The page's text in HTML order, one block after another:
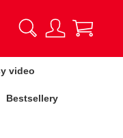
video
Bestsellery